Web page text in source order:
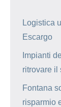
Logistica
Escargo
Impianti
ritrovare il
Fontana
risparmio